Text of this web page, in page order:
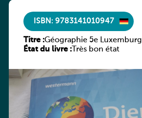
ISBN: 9783141010947
Titre :Géographie 5e
Praxis
État du livre :Très bon état